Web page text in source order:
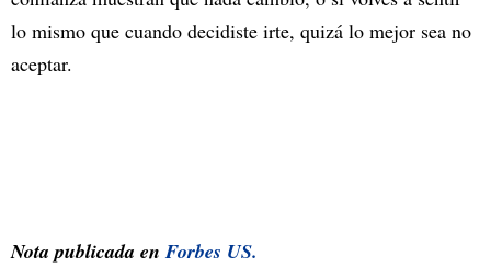
lo mismo que cuando decidiste irte, quizá lo mejor sea no
aceptar.
Nota publicada enForbes US.